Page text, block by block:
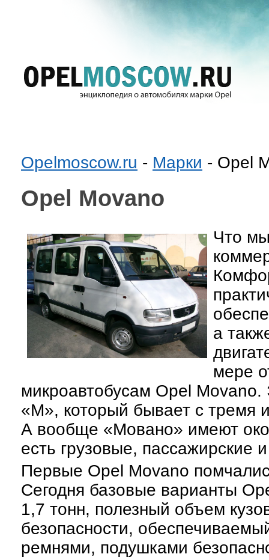
Opelmoscow.ru - Марки - Opel
Opel Movano
Что
а
мере
микроавтобусам Оpel Movano.
«M», который бывает с тремя
А вообще «Мовано» имеют
есть грузовые, пассажирские
Первые Opel Movano
Сегодня базовые варианты
1,7 тонн, полезный объем
безопасности,
ремнями, подушками